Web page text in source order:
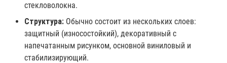
стекловолокна.
Структура: Обычно состоит из нескольких слоев:
защитный (износостойкий), декоративный с
напечатанным рисунком, основной виниловый и
стабилизирующий.